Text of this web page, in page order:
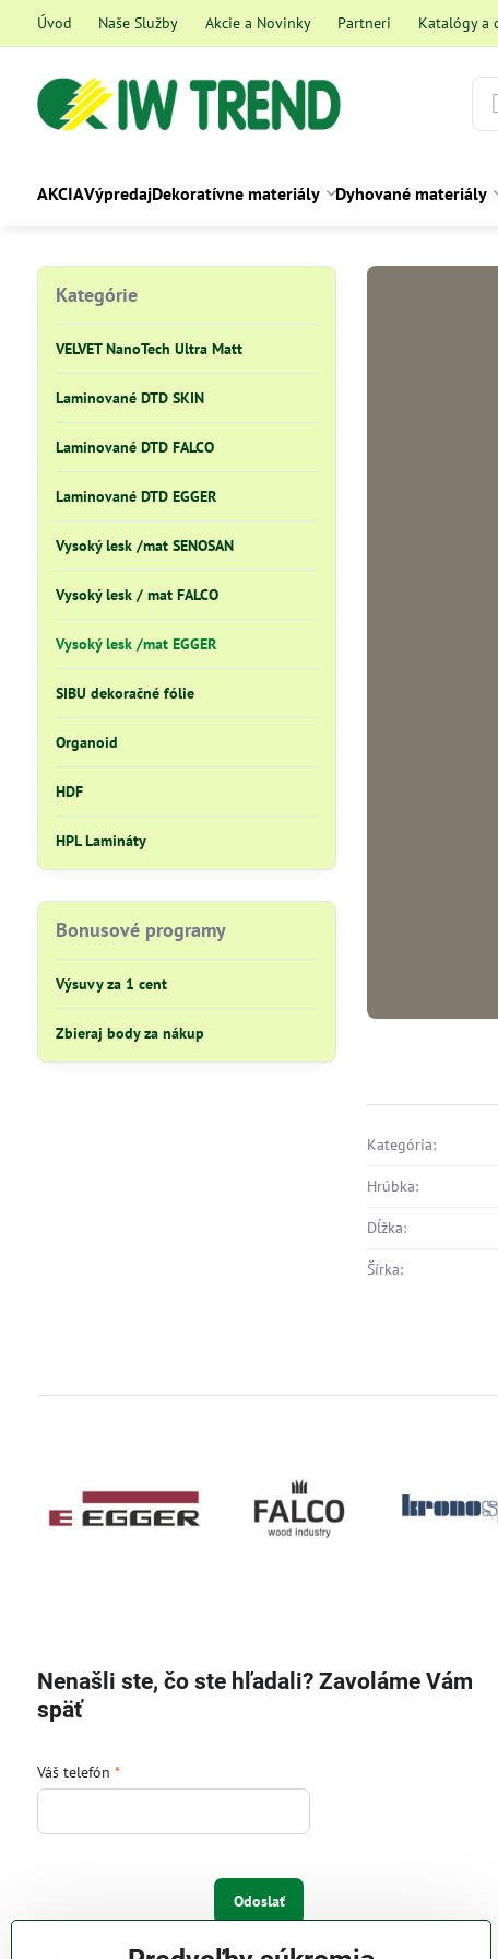
Úvod Naše Služby Akcie a Novinky Partneri Katalógy a
AKCIAVýpredajDekoratívne materiály Dyhované materiály
Kategória:
Hrúbka:
Dĺžka:
Šírka:
Kategórie
VELVET NanoTech Ultra Matt
Laminované DTD SKIN
Laminované DTD FALCO
Laminované DTD EGGER
Vysoký lesk /mat SENOSAN
Vysoký lesk / mat FALCO
Vysoký lesk /mat EGGER
SIBU dekoračné fólie
Organoid
HDF
HPL Lamináty
Bonusové programy
Výsuvy za 1 cent
Zbieraj body za nákup
Nenašli ste, čo ste hľadali? Zavoláme Vám
späť
Váš telefón *
Odoslať